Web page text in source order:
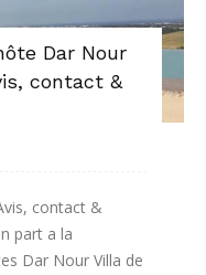
Dar Nour
contact &
contact &
part a la
Dar Nour Villa de